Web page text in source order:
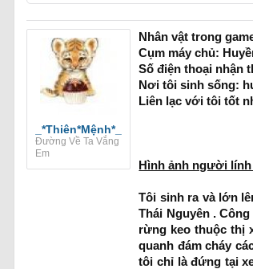
_*Thiên*Mệnh*_
Đường Về Ta Vắng
Em
Nhân vật trong
Cụm máy chủ:
Số điện thoại nhận
Nơi tôi sinh sống:
Liên lạc với tôi tốt
Hình ảnh người
Tôi sinh ra và lớn
Thái Nguyên .
rừng keo thuộc thị
quanh đám cháy
tôi chỉ là đứng tại